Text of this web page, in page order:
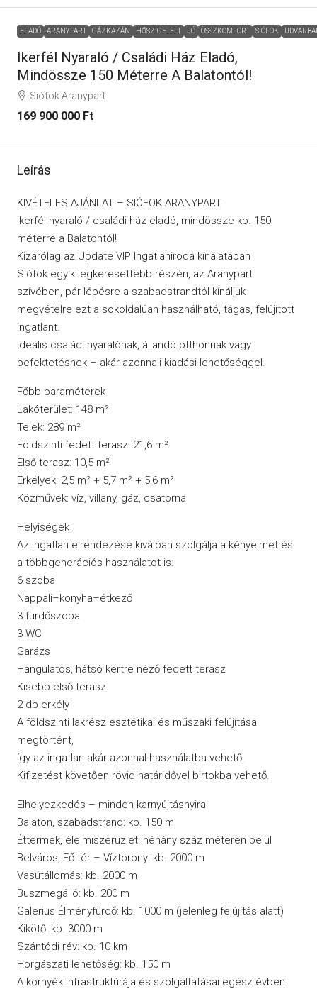
ELADÓ ARANYPART GÁZKAZÁN HŐSZIGETELT JÓ ÖSSZKOMFORT SIÓFOK
Ikerfél Nyaraló / Családi Ház Eladó,
Mindössze 150 Méterre A Balatontól!
Siófok Aranypart
169 900 000 Ft
Leírás
KIVÉTELES AJÁNLAT – SIÓFOK ARANYPART
Ikerfél nyaraló / családi ház eladó, mindössze kb. 150
méterre a Balatontól!
Kizárólag az Update VIP Ingatlaniroda kínálatában
Siófok egyik legkeresettebb részén, az Aranypart
szívében, pár lépésre a szabadstrandtól kínáljuk
megvételre ezt a sokoldalúan használható, tágas, felújított
ingatlant.
Ideális családi nyaralónak, állandó otthonnak vagy
befektetésnek – akár azonnali kiadási lehetőséggel.
Főbb paraméterek
Lakóterület: 148 m²
Telek: 289 m²
Földszinti fedett terasz: 21,6 m²
Első terasz: 10,5 m²
Erkélyek: 2,5 m² + 5,7 m² + 5,6 m²
Közművek: víz, villany, gáz, csatorna
Helyiségek
Az ingatlan elrendezése kiválóan szolgálja a kényelmet és
a többgenerációs használatot is:
6 szoba
Nappali–konyha–étkező
3 fürdőszoba
3 WC
Garázs
Hangulatos, hátsó kertre néző fedett terasz
Kisebb első terasz
2 db erkély
A földszinti lakrész esztétikai és műszaki felújítása
megtörtént,
így az ingatlan akár azonnal használatba vehető.
Kifizetést követően rövid határidővel birtokba vehető.
Elhelyezkedés – minden karnyújtásnyira
Balaton, szabadstrand: kb. 150 m
Éttermek, élelmiszerüzlet: néhány száz méteren belül
Belváros, Fő tér – Víztorony: kb. 2000 m
Vasútállomás: kb. 2000 m
Buszmegálló: kb. 200 m
Galerius Élményfürdő: kb. 1000 m (jelenleg felújítás alatt)
Kikötő: kb. 3000 m
Szántódi rév: kb. 10 km
Horgászati lehetőség: kb. 150 m
A környék infrastruktúrája és szolgáltatásai egész évben